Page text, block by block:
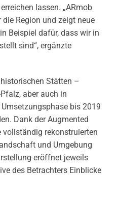
lassen. „ARmob
Region und zeigt neue
Beispiel dafür, dass wir in
sind“, ergänzte
Stätten –
aber auch in
bis 2019
Dank der Augmented
vollständig rekonstruierten
und Umgebung
eröffnet jeweils
des Betrachters Einblicke